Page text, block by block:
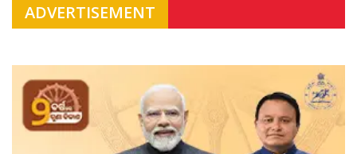
ADVERTISEMENT